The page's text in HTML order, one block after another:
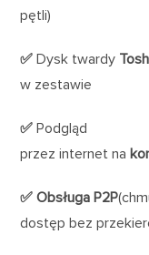
pętli)
✅Dysk twardy
w zestawie
✅Podgląd
przez internet na
✅ Obsługa P2P
dostęp bez